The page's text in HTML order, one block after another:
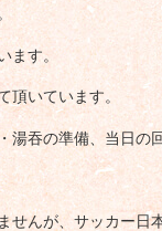
ます。
頂いています。
湯吞の準備、当日の
せんが、サッカー日